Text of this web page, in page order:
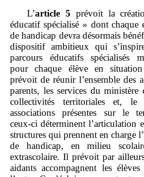
L’article 5 prévoit la
éducatif spécialisé » dont chaque
de handicap devra désormais
dispositif ambitieux qui
parcours éducatifs spécialisés
pour chaque élève en
prévoit de réunir l’ensemble des
parents, les services du ministère
collectivités territoriales et, le
associations présentes sur le
ceux‑ci déterminent l’articulation
structures qui prennent en charge
de handicap, en milieu
extrascolaire. Il prévoit par
aidants accompagnent les